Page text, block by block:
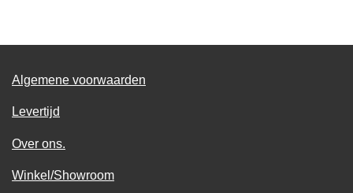
Algemene voorwaarden
Levertijd
Over ons.
Winkel/Showroom